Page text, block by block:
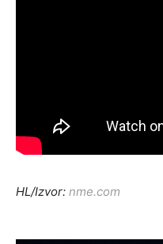
HL/Izvor: nme.com